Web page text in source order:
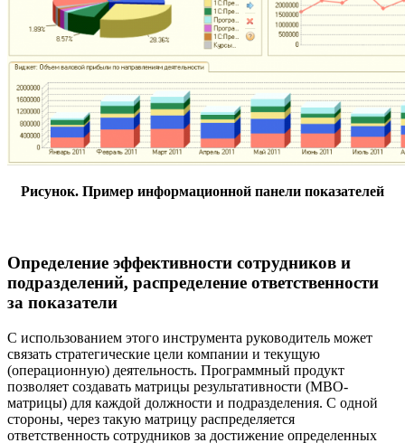
Рисунок. Пример информационной панели показателей
Определение эффективности сотрудников и
подразделений, распределение ответственности
за показатели
С использованием этого инструмента руководитель может
связать стратегические цели компании и текущую
(операционную) деятельность. Программный продукт
позволяет создавать матрицы результативности (MBO-
матрицы) для каждой должности и подразделения. С одной
стороны, через такую матрицу распределяется
ответственность сотрудников за достижение определенных